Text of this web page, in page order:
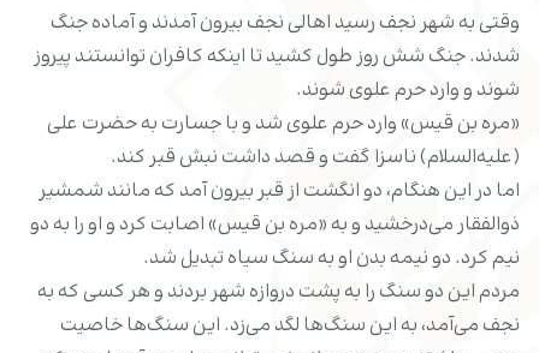
وقتی به شهر نجف رسید اهالی نجف بیرون آمدند و آماده جنگ
شدند. جنگ شش روز طول کشید تا اینکه کافران توانستند پیروز
شوند و وارد حرم علوی شوند.
«مره بن قیس» وارد حرم علوی شد و با جسارت به حضرت علی
(علیه‌السلام) ناسزا گفت و قصد داشت نبش قبر کند.
اما در این هنگام، دو انگشت از قبر بیرون آمد که مانند شمشیر
ذوالفقار می‌درخشید و به «مره بن قیس» اصابت کرد و او را به دو
نیم کرد. دو نیمه بدن او به سنگ سیاه تبدیل شد.
مردم این دو سنگ را به پشت دروازه شهر بردند و هر کسی که به
نجف می‌آمد، به این سنگ‌ها لگد می‌زد. این سنگ‌ها خاصیت